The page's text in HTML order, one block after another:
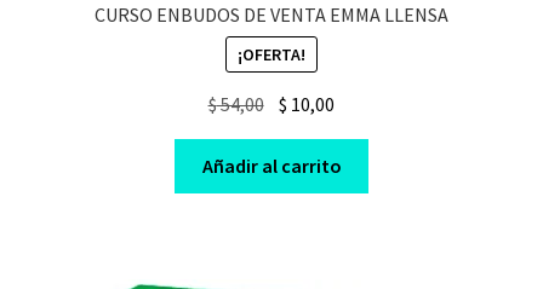
CURSO ENBUDOS DE VENTA EMMA LLENSA
¡OFERTA!
$54,00 Original
was:
$ 54,00.
$ 10,00
is:
$ 10,00.
Añadir al carrito